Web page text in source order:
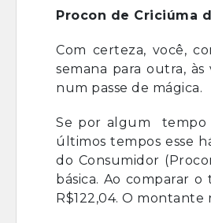
Procon de Criciúma
Com certeza, você,
semana para outra,
num passe de mágica.
Se por algum tempo
últimos tempos esse
do Consumidor
básica. Ao comparar
R$122,04. O